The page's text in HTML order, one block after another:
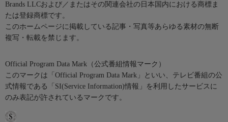
Brands LLCおよび／またはその関連会社の日本国内における商標ま
たは登録商標です。
このホームページに掲載している記事・写真等あらゆる素材の無断
複写・転載を禁じます。
Official Program Data Mark（公式番組情報マーク）
このマークは「Official Program Data Mark」といい、テレビ番組の公
式情報である「SI(Service Information)情報」を利用したサービスに
のみ表記が許されているマークです。